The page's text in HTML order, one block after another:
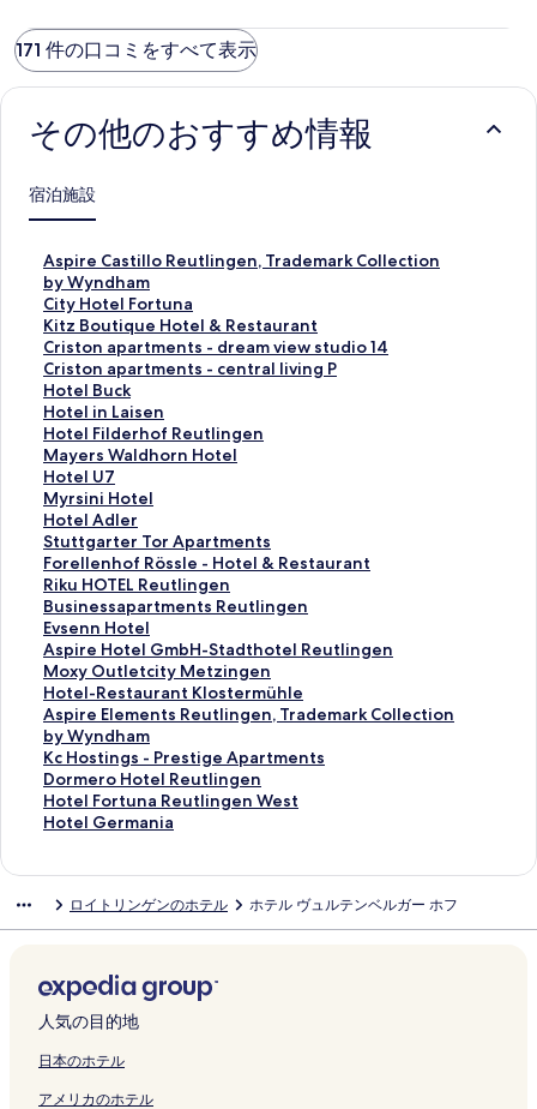
171 件の口コミをすべて表示
その他のおすすめ情報
宿泊施設
Aspire Castillo Reutlingen, Trademark Collection
by Wyndham
A
s
p
i
r
e
C
a
s
t
i
l
l
o
R
e
u
t
l
i
n
g
e
n
,
T
r
m
a
C
o
l
c
City Hotel Fortuna
C
i
t
y
H
o
t
e
l
F
o
r
t
u
n
a
の
ペ
ー
ジ
を
開
く
リ
ン
Kitz Boutique Hotel & Restaurant
K
i
t
z
B
o
u
t
i
q
u
e
H
o
t
e
l
&
R
e
s
t
a
u
の
ジ
を
開
く
ン
Criston apartments - dream view studio 14
C
r
i
s
t
o
n
a
p
a
r
t
m
e
n
t
s
-
d
r
e
a
m
s
d
i
1
の
Criston apartments - central living P
C
r
i
s
t
o
n
a
p
a
r
t
m
e
n
t
s
-
c
e
n
t
i
n
g
の
ー
Hotel Buck
H
o
t
e
l
B
u
c
k
の
ペ
ー
ジ
を
開
く
リ
ン
ク
Hotel in Laisen
H
o
t
e
l
i
n
L
a
i
s
e
n
の
ペ
ー
ジ
を
開
く
Hotel Filderhof Reutlingen
H
o
t
e
l
F
i
l
d
e
r
h
o
f
R
e
u
t
l
n
ー
ジ
を
開
リ
Mayers Waldhorn Hotel
M
a
y
e
r
s
W
a
l
d
h
o
r
n
H
o
t
e
ー
ジ
く
リ
ン
ク
Hotel U7
H
o
t
e
l
U
7
の
ペ
ー
ジ
を
開
く
リ
ン
ク
Myrsini Hotel
M
y
r
s
i
n
i
H
o
t
e
l
の
ペ
ー
ジ
リ
ン
Hotel Adler
H
o
t
e
l
A
d
l
e
r
の
ペ
ー
ジ
を
ン
ク
Stuttgarter Tor Apartments
S
t
u
t
t
g
a
r
t
e
r
T
o
r
t
n
t
の
ー
Forellenhof Rössle - Hotel & Restaurant
F
o
r
e
l
l
e
n
h
o
f
R
ö
-
t
e
&
e
Riku HOTEL Reutlingen
R
i
k
u
H
O
T
E
L
R
e
u
g
の
ペ
ー
ジ
開
Businessapartments Reutlingen
B
u
s
i
n
e
s
s
a
p
a
n
R
e
t
i
Evsenn Hotel
E
v
s
e
n
n
H
o
t
e
ー
ジ
く
リ
ン
ク
Aspire Hotel GmbH-Stadthotel Reutlingen
A
s
p
i
r
e
H
o
t
m
b
S
t
d
h
Moxy Outletcity Metzingen
M
o
x
y
O
u
t
l
t
e
t
i
g
Hotel-Restaurant Klostermühle
H
o
t
e
l
-
R
u
n
t
l
s
Aspire Elements Reutlingen, Trademark Collection
by Wyndham
A
s
p
i
r
e
m
e
s
R
u
l
Kc Hostings - Prestige Apartments
K
c
H
o
g
P
r
s
i
Dormero Hotel Reutlingen
D
o
r
H
e
l
e
t
Hotel Fortuna Reutlingen West
H
o
o
u
n
R
u
Hotel Germania
H
G
m
a
i
の
ロイトリンゲンのホテル ホテル ヴュルテンベルガー ホフ
人気の目的地
日本のホテル
アメリカのホテル